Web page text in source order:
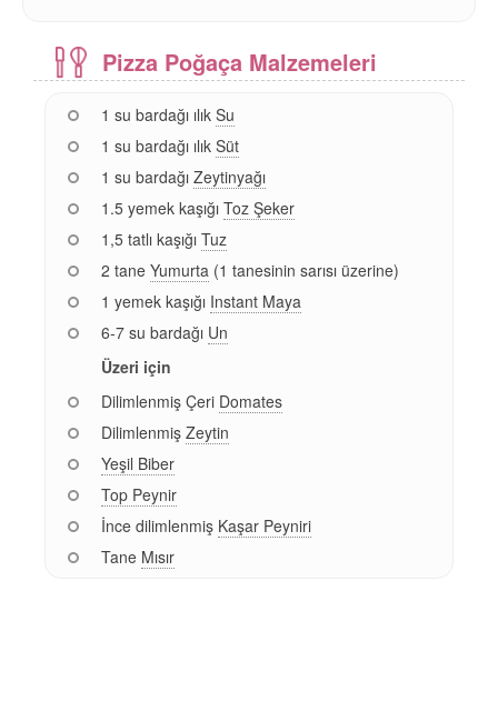
Pizza Poğaça Malzemeleri
1 su bardağı ılık Su
1 su bardağı ılık Süt
1 su bardağı Zeytinyağı
1.5 yemek kaşığı Toz Şeker
1,5 tatlı kaşığı Tuz
2 tane Yumurta (1 tanesinin sarısı üzerine)
1 yemek kaşığı Instant Maya
6-7 su bardağı Un
Üzeri için
Dilimlenmiş Çeri Domates
Dilimlenmiş Zeytin
Yeşil Biber
Top Peynir
İnce dilimlenmiş Kaşar Peyniri
Tane Mısır